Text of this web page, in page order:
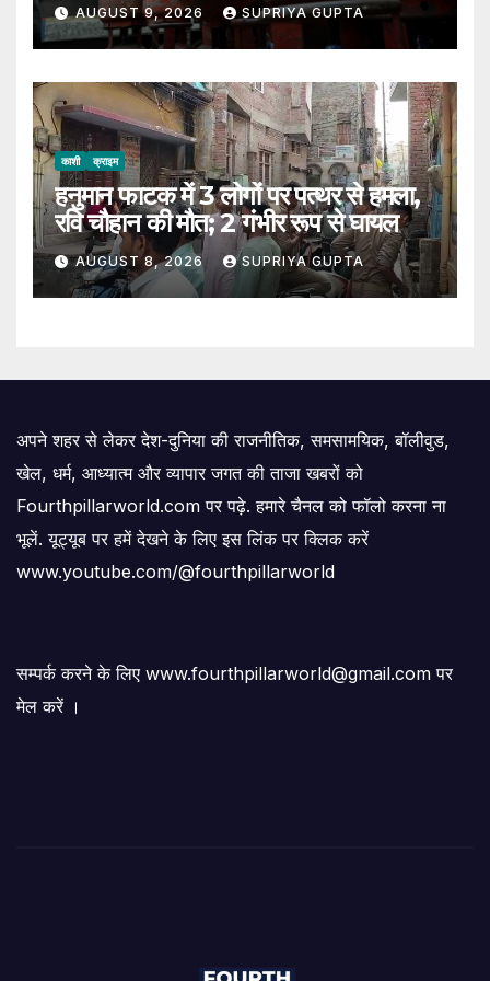
AUGUST 9, 2026 SUPRIYA GUPTA
काशी क्राइम
हनुमान फाटक में 3 लोगों पर पत्थर से हमला,
रवि चौहान की मौत; 2 गंभीर रूप से घायल
AUGUST 8, 2026 SUPRIYA GUPTA
अपने शहर से लेकर देश-दुनिया की राजनीतिक, समसामयिक, बॉलीवुड,
खेल, धर्म, आध्यात्म और व्यापार जगत की ताजा खबरों को
Fourthpillarworld.com पर पढ़े. हमारे चैनल को फॉलो करना ना
भूलें. यूट्यूब पर हमें देखने के लिए इस लिंक पर क्लिक करें
www.youtube.com/@fourthpillarworld
सम्पर्क करने के लिए www.fourthpillarworld@gmail.com पर
मेल करें ।